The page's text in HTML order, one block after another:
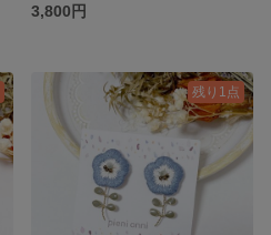
3,800円
残り1点